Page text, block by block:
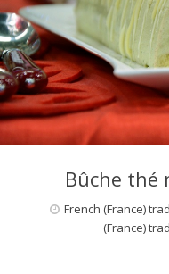
Bûche thé
French (France)
(France)